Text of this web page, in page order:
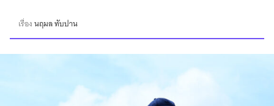
เรื่องนฤมล ทับปาน